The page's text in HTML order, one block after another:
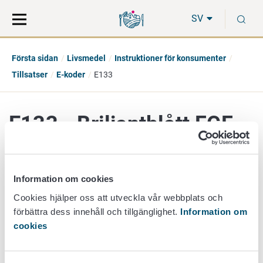
Information om cookies
Cookies hjälper oss att utveckla vår webbplats och
förbättra dess innehåll och tillgänglighet. Information om
cookies
direkt
till
på
hela
SV
Första sidan Livsmedel
Instruktioner för konsumenter
Tillsatser
E-koder E133
E133 - Briljantblått FCF
additiv grupp
Livsmedelsfärger
FärgBlå
Framställs syntetiskt. Får användas i bl.a. drycker,